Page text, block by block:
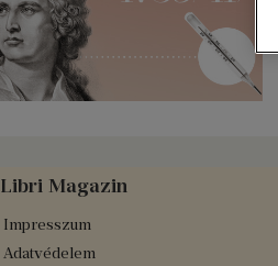
Libri Magazin
Impresszum
Adatvédelem